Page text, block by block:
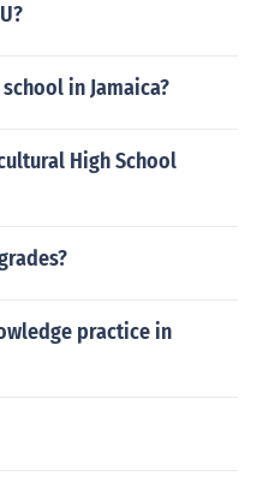
in Jamaica?
High School
practice in